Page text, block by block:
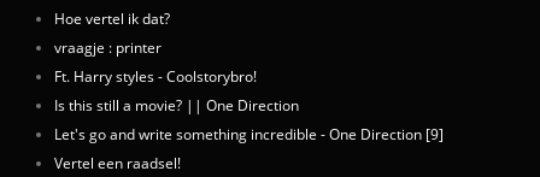
Hoe vertel ik dat?
vraagje : printer
Ft. Harry styles - Coolstorybro!
Is this still a movie? || One Direction
Let's go and write something incredible - One Direction [9]
Vertel een raadsel!